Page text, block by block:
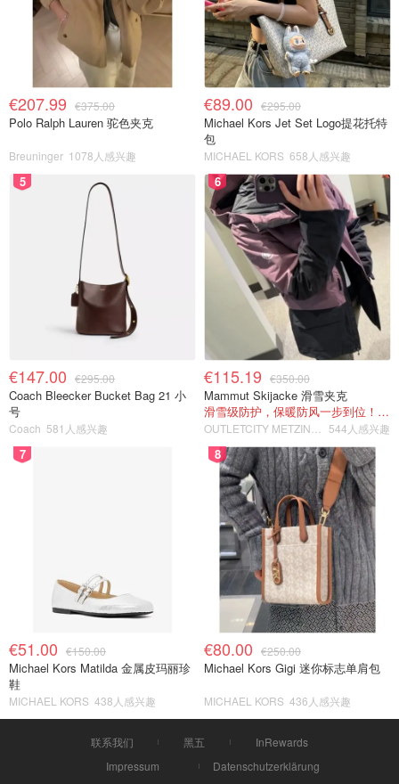
€207.99 €375.00
Polo Ralph Lauren 驼色夹克
Breuninger 1078人感兴趣
€89.00 €295.00
Michael Kors Jet Set Logo提花托特
包
MICHAEL KORS 658人感兴趣
5
€147.00 €295.00
Coach Bleecker Bucket Bag 21 小
号
Coach 581人感兴趣
6
€115.19 €350.00
Mammut Skijacke 滑雪夹克
滑雪级防护，保暖防风一步到位！仅剩s！
544人感兴趣
7
€51.00 €150.00
Michael Kors Matilda 金属皮玛丽珍
鞋
MICHAEL KORS 438人感兴趣
8
€80.00 €250.00
Michael Kors Gigi 迷你标志单肩包
MICHAEL KORS 436人感兴趣
联系我们 黑五
InRewards
Impressum
Datenschutzerklärung